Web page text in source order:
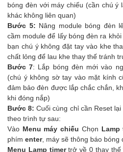
bóng đèn với máy chiếu (cần chú ý
khác không liên quan)
Bước 5: Nâng module bóng đèn
cầm module để lấy bóng đèn ra
bạn chú ý không đặt tay vào khe
chất lỏng để lau khe thay thế tránh
Bước 7: Lắp bóng đèn mới vào
(chú ý không sờ tay vào mặt kính
đảm bảo đèn được lắp chắc chắn,
khi đóng nắp)
Bước 8:Cuối cùng chỉ cần Reset
theo trình tự sau:
Vào Menu máy chiếu Chọn Lamp
phím enter, máy sẽ thông báo bóng
Menu Lamp timertrở về 0 thay thế